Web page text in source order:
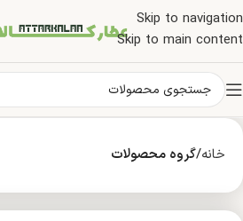
Skip to navigation
Skip to main content
خانه گروه محصولات